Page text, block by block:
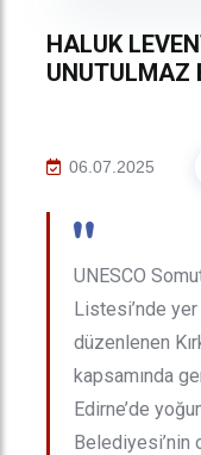
HALUK
UNUTULMAZ
06.07.2025
"
UNESCO
Listesi’nde yer
düzenlenen
kapsamında
Edirne’de
Belediyesi’nin